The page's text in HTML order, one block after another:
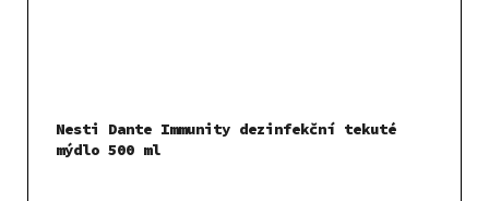
Nesti Dante Immunity dezinfekční tekuté
mýdlo 500 ml